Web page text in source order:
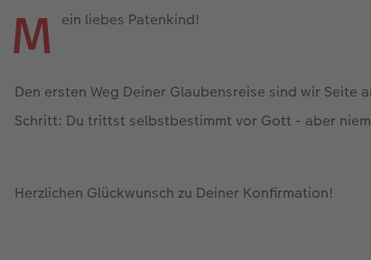
M ein liebes Patenkind!
Den ersten Weg Deiner Glaubensreise sind wir
Schritt: Du trittst selbstbestimmt vor Gott - aber
Herzlichen Glückwunsch zu Deiner Konfirmation!